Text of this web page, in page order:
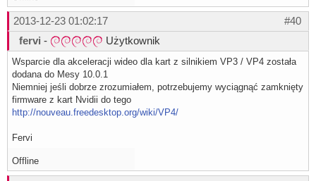
#40
2013-12-23 01:02:17
fervi - Użytkownik
Wsparcie dla akceleracji wideo dla kart z silnikiem VP3 / VP4 została
dodana do Mesy 10.0.1
Niemniej jeśli dobrze zrozumiałem, potrzebujemy wyciągnąć zamknięty
firmware z kart Nvidii do tego
http://nouveau.freedesktop.org/wiki/VP4/
Fervi
Offline